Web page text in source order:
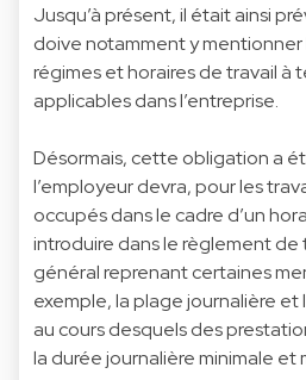
Jusqu’à présent, il était ainsi
doive notamment y mentionner
régimes et horaires de travail à
applicables dans l’entreprise.
Désormais, cette obligation a
l’employeur devra, pour les
occupés dans le cadre d’un
introduire dans le règlement de
général reprenant certaines
exemple, la plage journalière et
au cours desquels des
la durée journalière minimale et